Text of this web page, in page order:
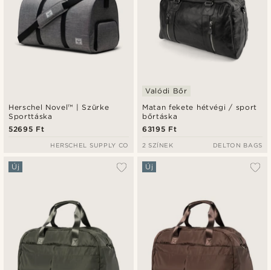
Herschel Novel™ | Szürke
Sporttáska
52695 Ft
HERSCHEL SUPPLY CO
Matan fekete hétvégi / sport
bőrtáska
Valódi Bőr
63195 Ft
2 SZÍNEK DELTON BAGS
Új Új